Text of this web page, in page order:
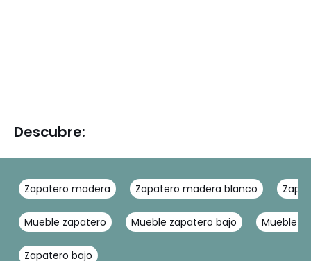
Descubre:
Zapatero madera Zapatero madera blanco
Mueble zapatero Mueble zapatero bajo Mueble
Zapatero bajo